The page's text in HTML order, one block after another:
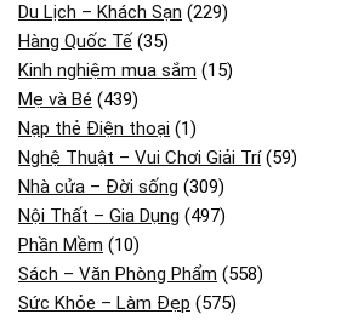
Du Lịch – Khách Sạn (229)
Hàng Quốc Tế (35)
Kinh nghiệm mua sắm (15)
Mẹ và Bé (439)
Nạp thẻ Điện thoại (1)
Nghệ Thuật – Vui Chơi Giải Trí(59)
Nhà cửa – Đời sống (309)
Nội Thất – Gia Dụng (497)
Phần Mềm (10)
Sách – Văn Phòng Phẩm (558)
Sức Khỏe – Làm Đẹp (575)